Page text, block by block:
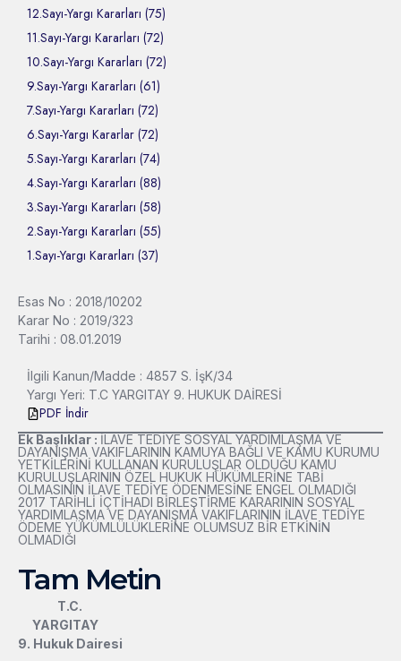
12.Sayı-Yargı Kararları (75)
11.Sayı-Yargı Kararları (72)
10.Sayı-Yargı Kararları (72)
9.Sayı-Yargı Kararları (61)
7.Sayı-Yargı Kararları (72)
6.Sayı-Yargı Kararlar (72)
5.Sayı-Yargı Kararları (74)
4.Sayı-Yargı Kararları (88)
3.Sayı-Yargı Kararları (58)
2.Sayı-Yargı Kararları (55)
1.Sayı-Yargı Kararları (37)
Esas No : 2018/10202
Karar No : 2019/323
Tarihi : 08.01.2019
İlgili Kanun/Madde : 4857 S. İşK/34
Yargı Yeri: T.C YARGITAY 9. HUKUK DAİRESİ
PDF İndir
Ek Başlıklar : İLAVE TEDİYE SOSYAL YARDIMLAŞMA VE
DAYANIŞMA VAKIFLARININ KAMUYA BAĞLI VE KAMU KURUMU
YETKİLERİNİ KULLANAN KURULUŞLAR OLDUĞU KAMU
KURULUŞLARININ ÖZEL HUKUK HÜKÜMLERİNE TABİ
OLMASININ İLAVE TEDİYE ÖDENMESİNE ENGEL OLMADIĞI
2017 TARİHLİ İÇTİHADI BİRLEŞTİRME KARARININ SOSYAL
YARDIMLAŞMA VE DAYANIŞMA VAKIFLARININ İLAVE TEDİYE
ÖDEME YÜKÜMLÜLÜKLERİNE OLUMSUZ BİR ETKİNİN
OLMADIĞI
Tam Metin
T.C.
YARGITAY
9. Hukuk Dairesi